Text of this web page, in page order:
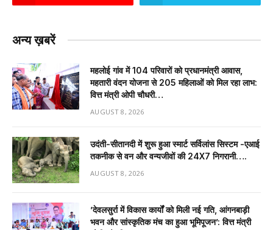
अन्य ख़बरें
महलोई गांव में 104 परिवारों को प्रधानमंत्री आवास,
महतारी वंदन योजना से 205 महिलाओं को मिल रहा लाभ:
वित्त मंत्री ओपी चौधरी…
AUGUST 8, 2026
उदंती-सीतानदी में शुरू हुआ स्मार्ट सर्विलांस सिस्टम -एआई
तकनीक से वन और वन्यजीवों की 24X7 निगरानी….
AUGUST 8, 2026
’देवलसुर्रा में विकास कार्यों को मिली नई गति, आंगनबाड़ी
भवन और सांस्कृतिक मंच का हुआ भूमिपूजन’: वित्त मंत्री